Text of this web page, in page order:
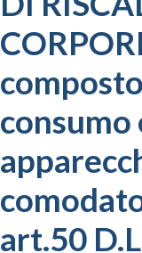
consumo
art.50